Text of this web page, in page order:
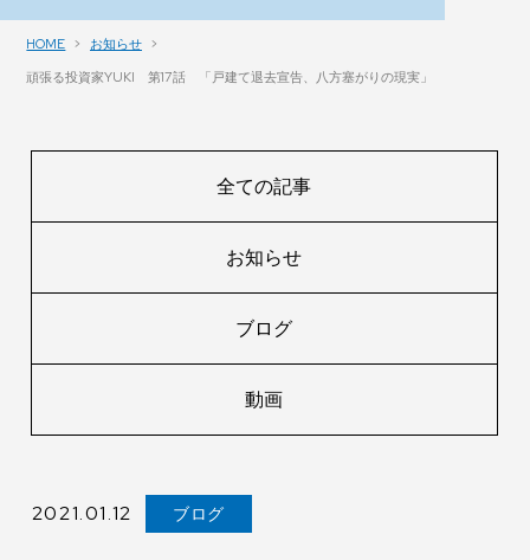
HOME
お知らせ
頑張る投資家YUKI 第17話 「戸建て退去宣告、八方塞がりの現実」
全ての記事
お知らせ
ブログ
動画
2021.01.12 ブログ